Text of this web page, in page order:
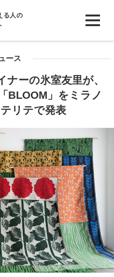
る人の
ース
ーの氷室友里が、
BLOOM」をミラノ
リテで発表